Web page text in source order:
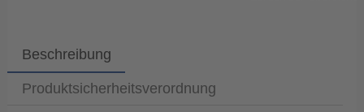
Beschreibung
Produktsicherheitsverordnung